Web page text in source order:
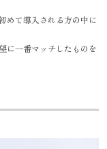
めて導入される方の中に
に一番マッチしたものを